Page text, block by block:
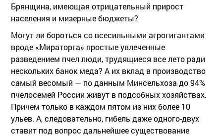
Брянщина, имеющая отрицательный прирост
населения и мизерные бюджеты?
Могут ли бороться со всесильными агрогигантами
вроде «Мираторга» простые увлеченные
разведением пчел люди, трудящиеся все лето ради
нескольких банок меда? А их вклад в производство
самый весомый — по данным Минсельхоза до 94%
пчелосемей России живут в подсобных хозяйствах.
Причем только в каждом пятом из них более 10
ульев. А, следовательно, гибель даже одного-двух
ставит под вопрос дальнейшее существование